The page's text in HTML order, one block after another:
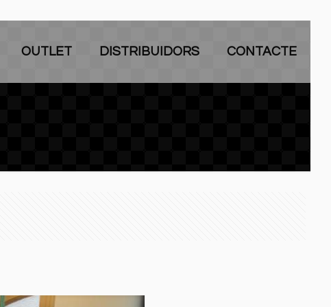
OUTLET DISTRIBUIDORS CONTACTE